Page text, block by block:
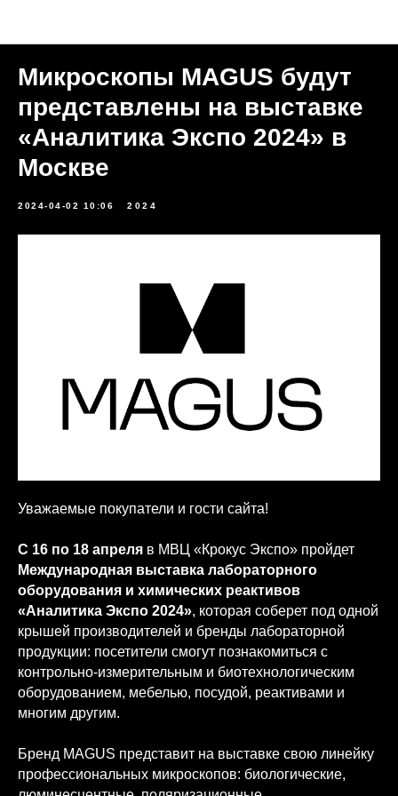
Микроскопы MAGUS будут
представлены на выставке
«Аналитика Экспо 2024» в
Москве
2024-04-02 10:06 2024
Уважаемые покупатели и гости сайта!
С 16 по 18 апреля в МВЦ «Крокус Экспо» пройдет
Международная выставка лабораторного
оборудования и химических реактивов
«Аналитика Экспо 2024», которая соберет под одной
крышей производителей и бренды лабораторной
продукции: посетители смогут познакомиться с
контрольно-измерительным и биотехнологическим
оборудованием, мебелью, посудой, реактивами и
многим другим.
Бренд MAGUS представит на выставке свою линейку
профессиональных микроскопов: биологические,